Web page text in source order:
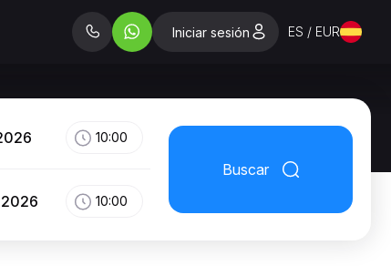
Iniciar sesión ES / EUR
10:00
10:00
Buscar